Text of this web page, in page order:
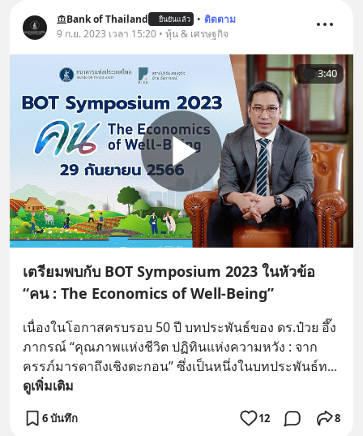
Bank of Thailand ยืนยันแล้ว • ติดตาม
9 ก.ย. 2023 เวลา 15:20 • หุ้น & เศรษฐกิจ
3:40
เตรียมพบกับ BOT Symposium 2023 ในหัวข้อ
“คน : The Economics of Well-Being”
เนื่องในโอกาสครบรอบ 50 ปี บทประพันธ์ของ ดร.ป๋วย อึ๊ง
ภากรณ์ “คุณภาพแห่งชีวิต ปฏิทินแห่งความหวัง : จาก
ครรภ์มารดาถึงเชิงตะกอน” ซึ่งเป็นหนึ่งในบทประพันธ์ท...
ดูเพิ่มเติม
6 บันทึก 12 8